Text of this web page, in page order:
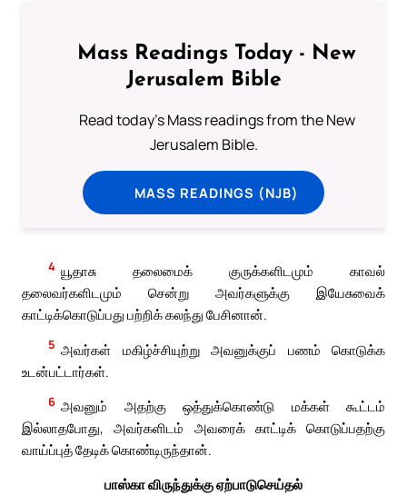
Mass Readings Today - New
Jerusalem Bible
Read today's Mass readings from the New
Jerusalem Bible.
MASS READINGS (NJB)
4 யூதாசு தலைமைக் குருக்களிடமும் காவல்
தலைவர்களிடமும் சென்று அவர்களுக்கு இயேசுவைக்
காட்டிக்கொடுப்பது பற்றிக் கலந்து பேசினான்.
5 அவர்கள் மகிழ்ச்சியுற்று அவனுக்குப் பணம் கொடுக்க
உடன்பட்டார்கள்.
6 அவனும் அதற்கு ஒத்துக்கொண்டு மக்கள் கூட்டம்
இல்லாதபோது, அவர்களிடம் அவரைக் காட்டிக் கொடுப்பதற்கு
வாய்ப்புத் தேடிக் கொண்டிருந்தான்.
பாஸ்கா விருந்துக்கு ஏற்பாடுசெய்தல்